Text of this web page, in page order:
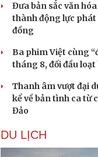
Đưa bản sắc văn
thành động lực
đồng
Ba phim Việt cùng
tháng 8, đối đầu
Thanh âm vượt đại
kể về bản tình ca từ
Đảo
DU LỊCH